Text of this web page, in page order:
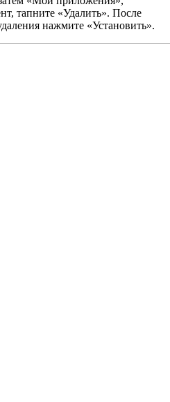
тапните «Удалить». После
нажмите «Установить».